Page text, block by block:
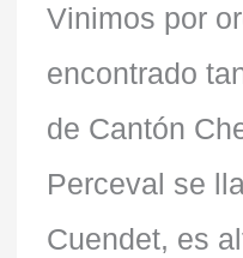
Vinimos por
encontrado
de Cantón
Perceval se
Cuendet, es